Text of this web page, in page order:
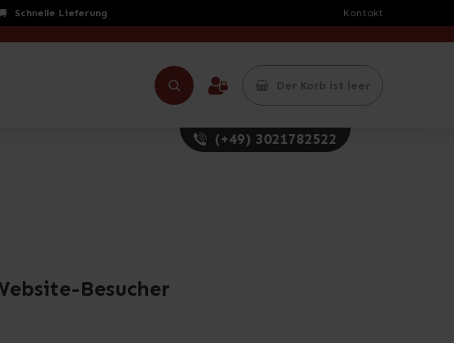
Schnelle Lieferung Kontakt
Der Korb ist leer
(+49) 3021782522
Besucher